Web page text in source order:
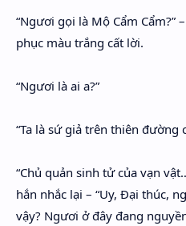
Hidden Menu
Hidden Menu
“Ngươi gọi là Mộ Cẩm Cẩm?”
phục màu trắng cất lời.
“Ngươi là ai a?”
“Ta là sứ giả trên thiên đường
“Chủ quản sinh tử của vạn
hắn nhắc lại – “Uy, Đại thúc,
vậy? Ngươi ở đây đang